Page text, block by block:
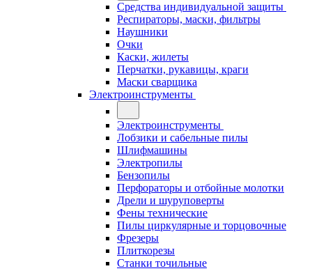
Средства индивидуальной защиты
Респираторы, маски, фильтры
Наушники
Очки
Каски, жилеты
Перчатки, рукавицы, краги
Маски сварщика
Электроинструменты
Электроинструменты
Лобзики и сабельные пилы
Шлифмашины
Электропилы
Бензопилы
Перфораторы и отбойные молотки
Дрели и шуруповерты
Фены технические
Пилы циркулярные и торцовочные
Фрезеры
Плиткорезы
Станки точильные